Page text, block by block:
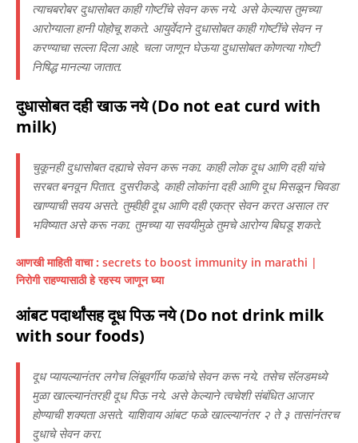
त्याचबरोबर दुधासोबत काही गोष्टींचे सेवन करू नये. असे केल्यास तुमच्या
आरोग्याला हानी पोहोचू शकते. आयुर्वेदाने दुधासोबत काही गोष्टींचे सेवन न
करण्याचा सल्ला दिला आहे. चला जाणून घेऊया दुधासोबत कोणत्या गोष्टी
निषिद्ध मानल्या जातात.
दुधासोबत दही खाऊ नये (Do not eat curd with
milk)
चुकूनही दुधासोबत दह्याचे सेवन करू नका. काही लोक दूध आणि दही यांचे
सरबत बनवून पितात. दुसरीकडे, काही लोकांना दही आणि दूध मिसळून चिवडा
खाण्याची सवय असते. तुम्हीही दूध आणि दही एकत्र सेवन करत असाल तर
भविष्यात असे करू नका. तुमच्या या सवयीमुळे तुमचे आरोग्य बिघडू शकते.
आणखी माहिती वाचा : secrets to boost immunity in marathi |
निरोगी राहण्यासाठी हे रहस्य जाणून घ्या
आंबट पदार्थांसह दूध पिऊ नये (Do not drink milk
with sour foods)
दूध प्यायल्यानंतर लगेच लिंबूवर्गीय फळांचे सेवन करू नये. तसेच सॅलडमध्ये
मुळा खाल्ल्यानंतरही दूध पिऊ नये. असे केल्याने त्वचेशी संबंधित आजार
होण्याची शक्यता असते. याशिवाय आंबट फळे खाल्ल्यानंतर २ ते ३ तासांनंतरच
दुधाचे सेवन करा.